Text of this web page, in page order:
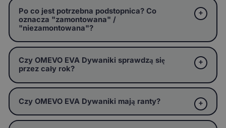
Po co jest potrzebna podstopnica? Co
oznacza "zamontowana" /
"niezamontowana"?
Czy OMEVO EVA Dywaniki sprawdzą się
przez cały rok?
Czy OMEVO EVA Dywaniki mają ranty?